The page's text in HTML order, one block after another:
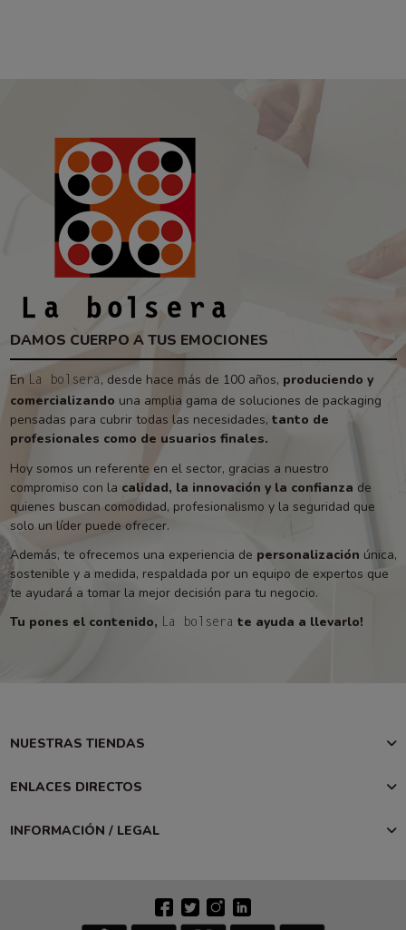
DAMOS CUERPO A TUS EMOCIONES
En La bolsera , desde hace más de 100 años, produciendo y
comercializando una amplia gama de soluciones de packaging
pensadas para cubrir todas las necesidades, tanto de
profesionales como de usuarios finales.
Hoy somos un referente en el sector, gracias a nuestro
compromiso con la calidad, la innovación y la confianza de
quienes buscan comodidad, profesionalismo y la seguridad que
solo un líder puede ofrecer.
Además, te ofrecemos una experiencia de personalización única,
sostenible y a medida, respaldada por un equipo de expertos que
te ayudará a tomar la mejor decisión para tu negocio.
Tu pones el contenido, La bolsera te ayuda a llevarlo!
NUESTRAS TIENDAS
ENLACES DIRECTOS
INFORMACIÓN / LEGAL